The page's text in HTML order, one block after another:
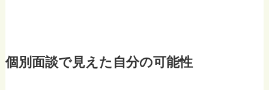
個別面談で見えた自分の可能性